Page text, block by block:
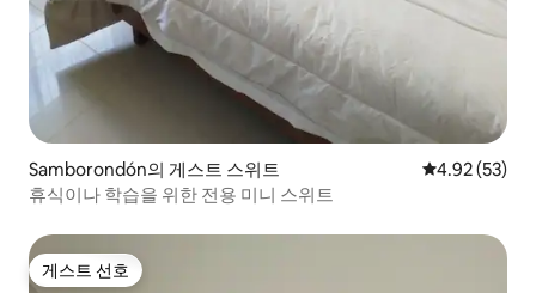
Samborondón의 게스트 스위트 평점 4.92점(5
4.92 (53)
휴식이나 학습을 위한 전용 미니 스위트
게스트 선호
게스트 선호